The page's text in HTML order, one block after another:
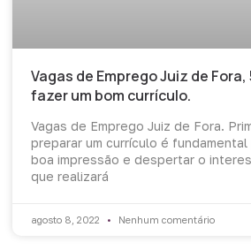
Vagas de Emprego Juiz de
fazer um bom currículo.
Vagas de Emprego Juiz de Fora.
preparar um currículo é fundamental
boa impressão e despertar o
que realizará
agosto 8, 2022 Nenhum comentário